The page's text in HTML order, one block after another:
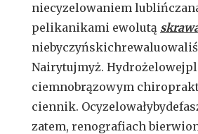
niecyzelowaniem
pelikanikami ewolutą
Nairytujmyż.
ciemnobrązowym
ciennik.
zatem, renografiach